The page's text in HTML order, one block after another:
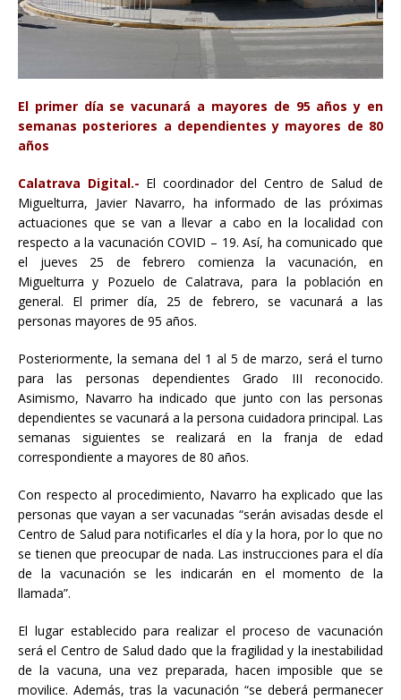
El primer día se vacunará a mayores de 95 años y en
semanas posteriores a dependientes y mayores de 80
años
Calatrava Digital.- El coordinador del Centro de Salud de
Miguelturra, Javier Navarro, ha informado de las próximas
actuaciones que se van a llevar a cabo en la localidad con
respecto a la vacunación COVID – 19. Así, ha comunicado que
el jueves 25 de febrero comienza la vacunación, en
Miguelturra y Pozuelo de Calatrava, para la población en
general. El primer día, 25 de febrero, se vacunará a las
personas mayores de 95 años.
Posteriormente, la semana del 1 al 5 de marzo, será el turno
para las personas dependientes Grado III reconocido.
Asimismo, Navarro ha indicado que junto con las personas
dependientes se vacunará a la persona cuidadora principal. Las
semanas siguientes se realizará en la franja de edad
correspondiente a mayores de 80 años.
Con respecto al procedimiento, Navarro ha explicado que las
personas que vayan a ser vacunadas “serán avisadas desde el
Centro de Salud para notificarles el día y la hora, por lo que no
se tienen que preocupar de nada. Las instrucciones para el día
de la vacunación se les indicarán en el momento de la
llamada”.
El lugar establecido para realizar el proceso de vacunación
será el Centro de Salud dado que la fragilidad y la inestabilidad
de la vacuna, una vez preparada, hacen imposible que se
movilice. Además, tras la vacunación “se deberá permanecer